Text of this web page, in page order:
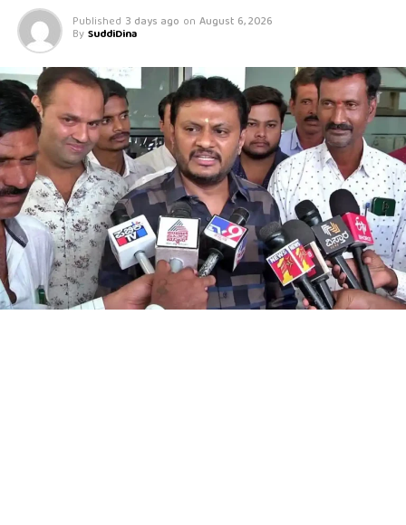
Published 3 days ago on August 6, 2026
By SuddiDina